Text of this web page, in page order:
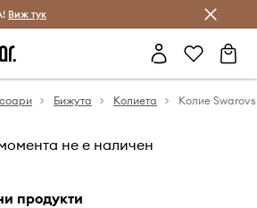
Спестявай с Answear Club
Виж тук
Бижута Колиета Колие
не е наличен
продукти